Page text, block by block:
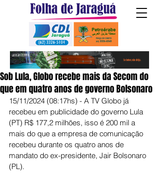
Sob Lula, Globo recebe mais da Secom do
que em quatro anos de governo Bolsonaro
15/11/2024 (08:17hs) - A TV Globo já
recebeu em publicidade do governo Lula
(PT) R$ 177,2 milhões, isso é 200 mil a
mais do que a empresa de comunicação
recebeu durante os quatro anos de
mandato do ex-presidente, Jair Bolsonaro
(PL).